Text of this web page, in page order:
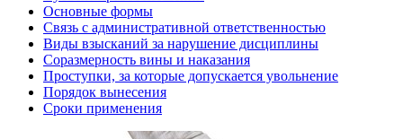
Основные формы
Связь с административной ответственностью
Виды взысканий за нарушение дисциплины
Соразмерность вины и наказания
Проступки, за которые допускается увольнение
Порядок вынесения
Сроки применения